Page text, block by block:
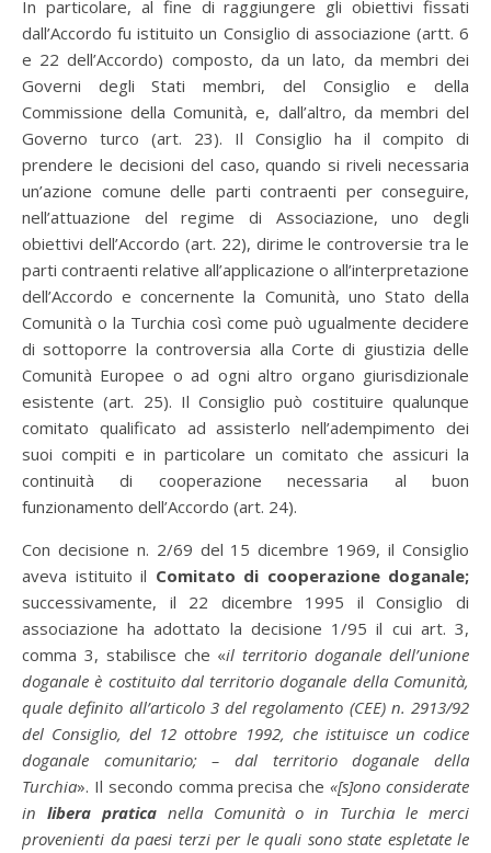
In particolare, al fine di raggiungere gli obiettivi fissati
dall’Accordo fu istituito un Consiglio di associazione (artt. 6
e 22 dell’Accordo) composto, da un lato, da membri dei
Governi degli Stati membri, del Consiglio e della
Commissione della Comunità, e, dall’altro, da membri del
Governo turco (art. 23). Il Consiglio ha il compito di
prendere le decisioni del caso, quando si riveli necessaria
un’azione comune delle parti contraenti per conseguire,
nell’attuazione del regime di Associazione, uno degli
obiettivi dell’Accordo (art. 22), dirime le controversie tra le
parti contraenti relative all’applicazione o all’interpretazione
dell’Accordo e concernente la Comunità, uno Stato della
Comunità o la Turchia così come può ugualmente decidere
di sottoporre la controversia alla Corte di giustizia delle
Comunità Europee o ad ogni altro organo giurisdizionale
esistente (art. 25). Il Consiglio può costituire qualunque
comitato qualificato ad assisterlo nell’adempimento dei
suoi compiti e in particolare un comitato che assicuri la
continuità di cooperazione necessaria al buon
funzionamento dell’Accordo (art. 24).
Con decisione n. 2/69 del 15 dicembre 1969, il Consiglio
aveva istituito il Comitato di cooperazione doganale;
successivamente, il 22 dicembre 1995 il Consiglio di
associazione ha adottato la decisione 1/95 il cui art. 3,
comma 3, stabilisce che «il territorio doganale dell’unione
doganale è costituito dal territorio doganale della Comunità,
quale definito all’articolo 3 del regolamento (CEE) n. 2913/92
del Consiglio, del 12 ottobre 1992, che istituisce un codice
doganale comunitario; – dal territorio doganale della
Turchia». Il secondo comma precisa che«[s]ono considerate
in libera praticanella Comunità o in Turchia le merci
provenienti da paesi terzi per le quali sono state espletate le